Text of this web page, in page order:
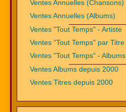
Ventes Annuelles (Chansons)
Ventes Annuelles (Albums)
Ventes "Tout Temps" - Artiste
Ventes "Tout Temps" par Titre
Ventes "Tout Temps" - Albums
Ventes Albums depuis 2000
Ventes Titres depuis 2000